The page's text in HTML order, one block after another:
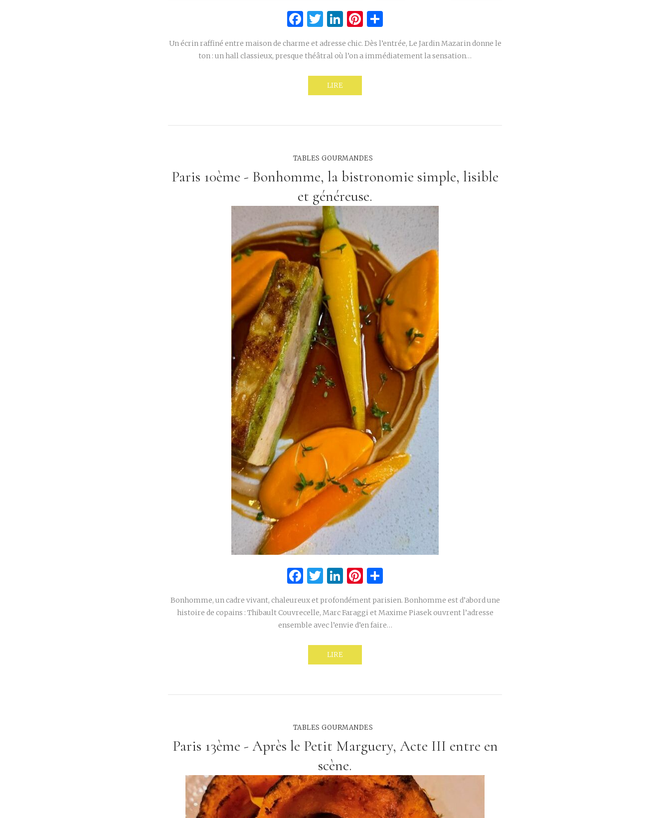
Facebook
Twitter
LinkedIn
Pinterest
Un écrin raffiné entre maison de charme et adresse chic. Dès l’entrée, Le Jardin Mazarin donne le
ton : un hall classieux, presque théâtral où l’on a immédiatement la sensation…
LIRE
TABLES GOURMANDES
Paris 10ème - Bonhomme, la bistronomie simple, lisible
et généreuse.
Facebook
Twitter
LinkedIn
Pinterest
Bonhomme, un cadre vivant, chaleureux et profondément parisien. Bonhomme est d’abord une
histoire de copains : Thibault Couvrecelle, Marc Faraggi et Maxime Piasek ouvrent l’adresse
ensemble avec l’envie d’en faire…
LIRE
TABLES GOURMANDES
Paris 13ème - Après le Petit Marguery, Acte III entre en
scène.